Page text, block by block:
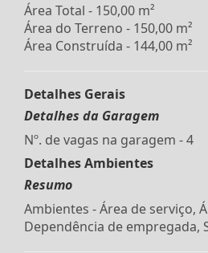
Área Total - 150,00 m²
Área do Terreno - 150,00 m²
Área Construída - 144,00 m²
Detalhes Gerais
Detalhes da Garagem
Nº. de vagas na garagem - 4
Detalhes Ambientes
Resumo
Ambientes - Área de serviço,
Dependência de empregada,